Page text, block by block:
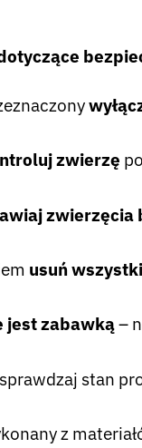
zwierzę
zwierzęcia
usuń
jest zabawką–
stan
z